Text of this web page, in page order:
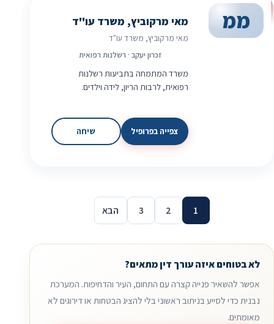
ממ מאי מרקוביץ, משרד עו"ד
מאי מרקוביץ, משרד עו"ד
זכרון יעקב · רשלנות רפואית
משרד המתמחה בתביעות רשלנות
רפואית, לרבות הריון, לידה וילדים.
צפייה בפרופיל שיחה
1
2
3 הבא
לא בטוחים איזה עורך דין מתאים?
אפשר להשאיר פנייה קצרה עם התחום, העיר והדחיפות. המערכת
נבנית כדי לסייע בניתוב ראשוני בלי להציג הבטחות או דירוגים לא
מאומתים.